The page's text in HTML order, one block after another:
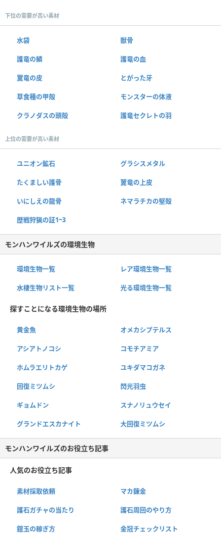
下位の需要が高い素材
水袋 獣骨
護竜の鱗 護竜の血
翼竜の皮 とがった牙
草食種の甲殻 モンスターの体液
クラノダスの頭殻 護竜セクレトの羽
上位の需要が高い素材
ユニオン鉱石 グラシスメタル
たくましい護骨 翼竜の上皮
いにしえの龍骨 ネマラチカの堅殻
歴戦狩猟の証1~3
モンハンワイルズの環境生物
環境生物一覧 レア環境生物一覧
水棲生物リスト一覧 光る環境生物一覧
探すことになる環境生物の場所
黄金魚 オメカシプテルス
アシアトノコシ コモチアミア
ホムラエリトカゲ ユキダマコガネ
回復ミツムシ 閃光羽虫
ギョムドン スナノリュウセイ
グランドエスカナイト 大回復ミツムシ
モンハンワイルズのお役立ち記事
人気のお役立ち記事
素材採取依頼 マカ錬金
護石ガチャの当たり 護石周回のやり方
鎧玉の稼ぎ方 金冠チェックリスト